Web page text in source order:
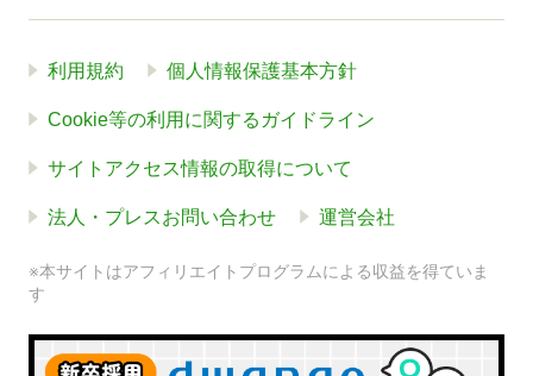
利用規約 個人情報保護基本方針
Cookie等の利用に関するガイドライン
サイトアクセス情報の取得について
法人・プレスお問い合わせ 運営会社
※本サイトはアフィリエイトプログラムによる収益を得ていま
す